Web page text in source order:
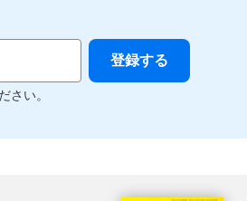
さい。